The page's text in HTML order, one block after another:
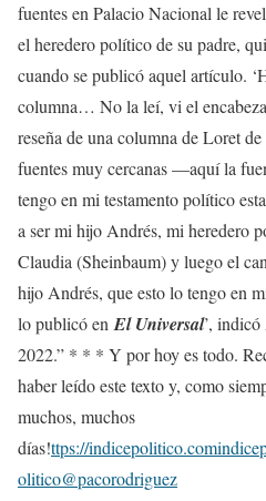
fuentes en Palacio Nacional le
el heredero político de su padre,
cuando se publicó aquel artículo.
columna… No la leí, vi el
reseña de una columna de Loret
fuentes muy cercanas —aquí la
tengo en mi testamento político
a ser mi hijo Andrés, mi heredero
Claudia (Sheinbaum) y luego el
hijo Andrés, que esto lo tengo en
lo publicó en El Universal’,
2022.” * * * Y por hoy es todo.
haber leído este texto y, como
muchos, muchos
días!ttps://
olitico@pacorodriguez